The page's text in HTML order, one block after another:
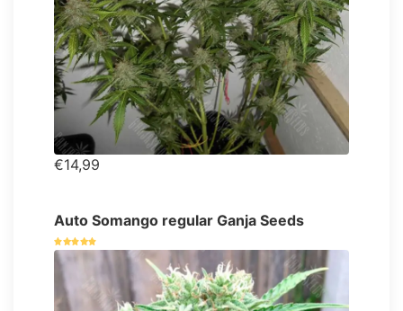
€14,99
Auto Somango regular Ganja Seeds